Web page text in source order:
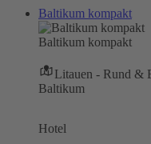
Baltikum kompakt
Baltikum kompakt
Litauen - Rund &
Baltikum
Hotel